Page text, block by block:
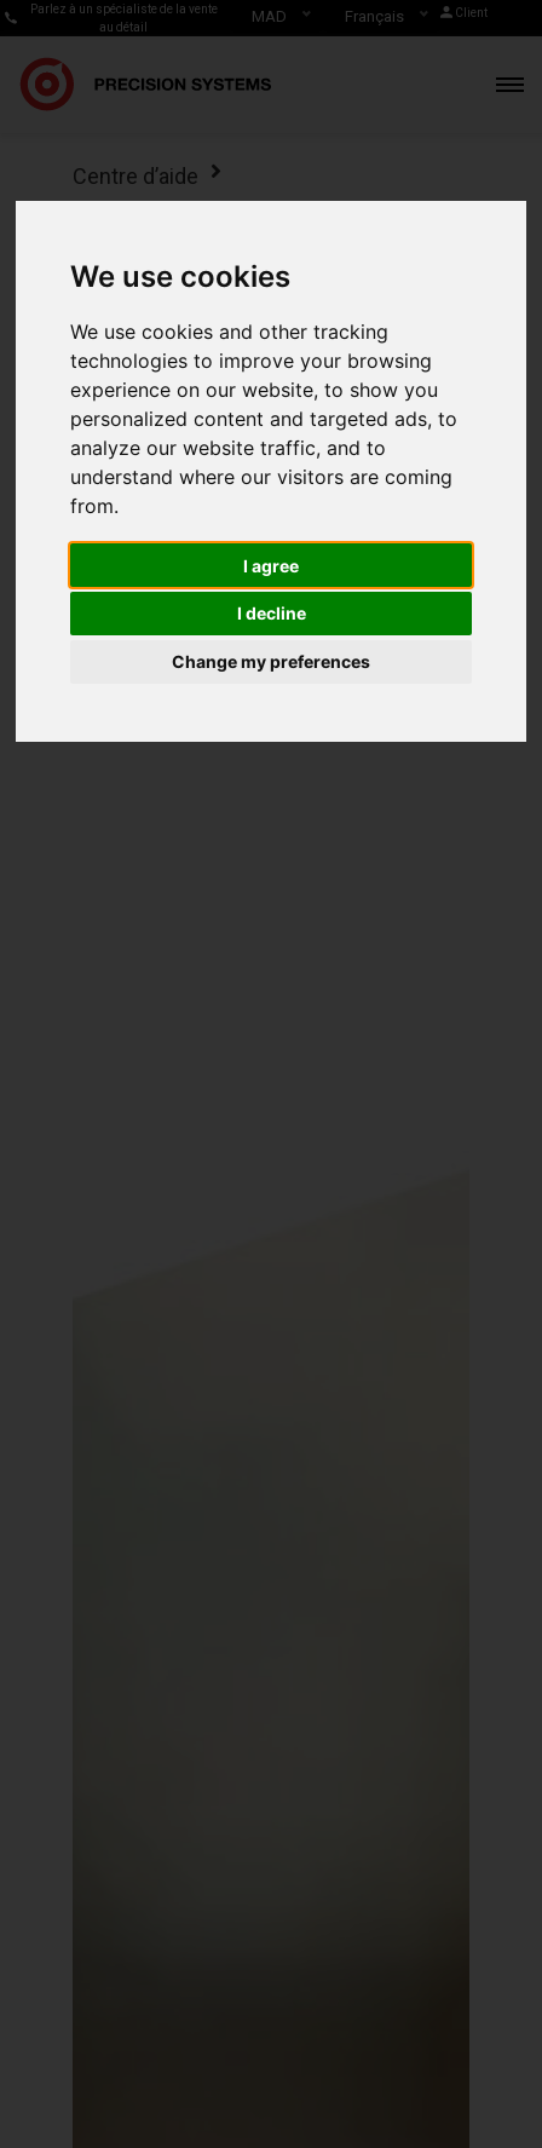
We use cookies
We use cookies and other tracking
technologies to improve your browsing
experience on our website, to show you
personalized content and targeted ads, to
analyze our website traffic, and to
understand where our visitors are coming
from.
I agree
I decline
Change my preferences
Parlez à un spécialiste de la vente
au détail
MAD Français Client
Centre d’aide
mes produits sur ipad
Comment
Consulter l’état de
stock de mes
produits sur ipad